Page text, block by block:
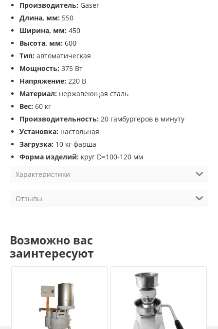
Производитель: Gaser
Длина, мм: 550
Ширина, мм: 450
Высота, мм: 600
Тип: автоматическая
Мощность: 375 Вт
Напряжение: 220 В
Материал: нержавеющая сталь
Вес: 60 кг
Производительность: 20 гамбургеров в минуту
Установка: настольная
Загрузка: 10 кг фарша
Форма изделий: круг D=100-120 мм
Характеристики
Отзывы
Возможно вас
заинтересуют